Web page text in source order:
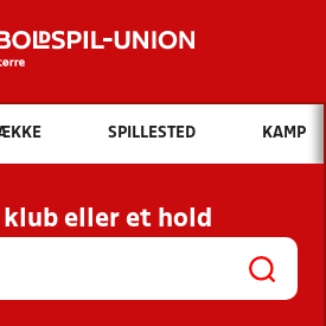
Hvad vil du søge efter?
INDHOLD OG NYHEDER
KLUBBER OG
HOLD
SPILLESTED KAMP
klub eller et hold